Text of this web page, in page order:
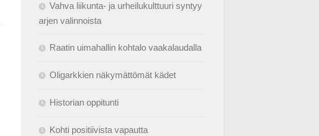
Vahva liikunta- ja urheilukulttuuri syntyy
arjen valinnoista
Raatin uimahallin kohtalo vaakalaudalla
Oligarkkien näkymättömät kädet
Historian oppitunti
Kohti positiivista vapautta